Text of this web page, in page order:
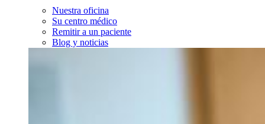
Nuestra oficina
Su centro médico
Remitir a un paciente
Blog y noticias